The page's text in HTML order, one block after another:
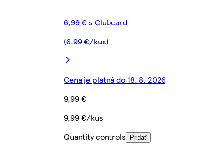
6,99 € s Clubcard
(6,99 €/kus)
Cena je platná do 18. 8. 2026
9,99 €
9,99 €/kus
Quantity controls
Pridať